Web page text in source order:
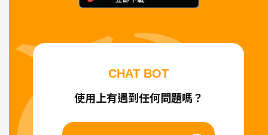
CHAT BOT
使用上有遇到任何問題嗎？